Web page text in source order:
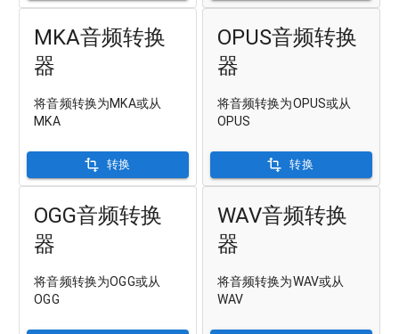
MKA音频转换
器
将音频转换为MKA或从
MKA
转换
OPUS音频转换
器
将音频转换为OPUS或从
OPUS
转换
OGG音频转换
器
将音频转换为OGG或从
OGG
WAV音频转换
器
将音频转换为WAV或从
WAV